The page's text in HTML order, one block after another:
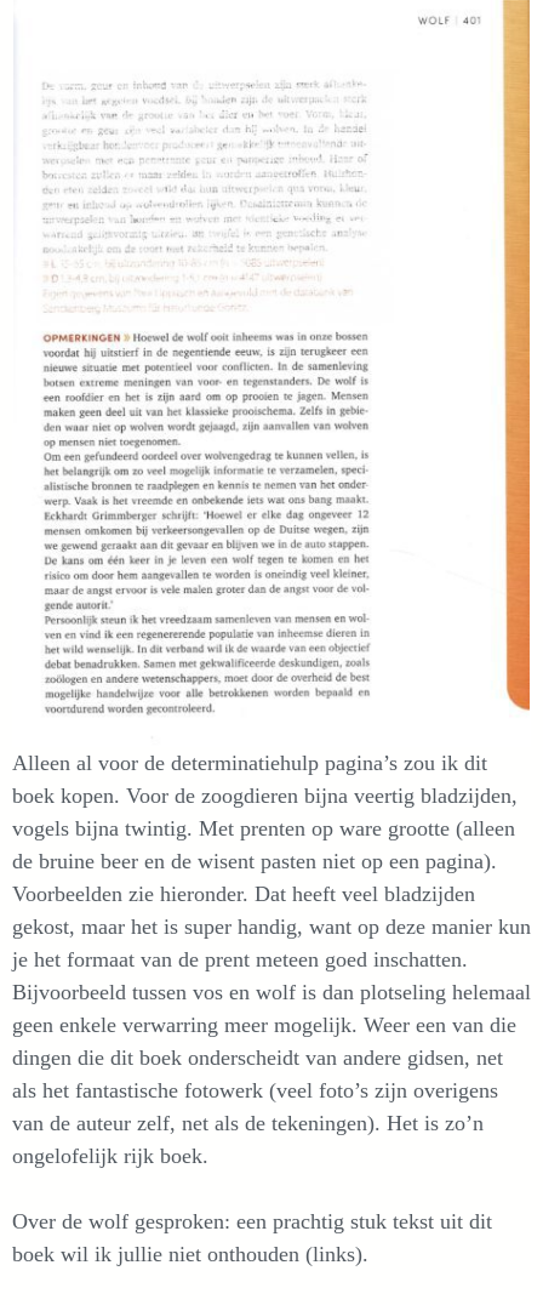
Alleen al voor de determinatiehulp pagina’s zou ik dit
boek kopen. Voor de zoogdieren bijna veertig bladzijden,
vogels bijna twintig. Met prenten op ware grootte (alleen
de bruine beer en de wisent pasten niet op een pagina).
Voorbeelden zie hieronder. Dat heeft veel bladzijden
gekost, maar het is super handig, want op deze manier kun
je het formaat van de prent meteen goed inschatten.
Bijvoorbeeld tussen vos en wolf is dan plotseling helemaal
geen enkele verwarring meer mogelijk. Weer een van die
dingen die dit boek onderscheidt van andere gidsen, net
als het fantastische fotowerk (veel foto’s zijn overigens
van de auteur zelf, net als de tekeningen). Het is zo’n
ongelofelijk rijk boek.
Over de wolf gesproken: een prachtig stuk tekst uit dit
boek wil ik jullie niet onthouden (links).